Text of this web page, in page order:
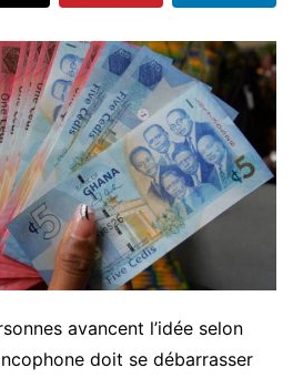
avancent l’idée selon
doit se débarrasser